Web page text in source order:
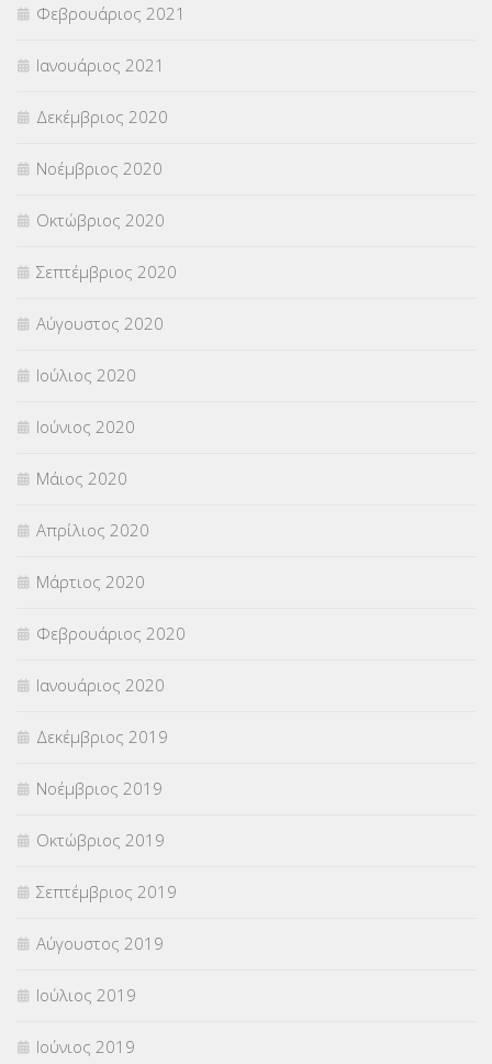
Φεβρουάριος 2021
Ιανουάριος 2021
Δεκέμβριος 2020
Νοέμβριος 2020
Οκτώβριος 2020
Σεπτέμβριος 2020
Αύγουστος 2020
Ιούλιος 2020
Ιούνιος 2020
Μάιος 2020
Απρίλιος 2020
Μάρτιος 2020
Φεβρουάριος 2020
Ιανουάριος 2020
Δεκέμβριος 2019
Νοέμβριος 2019
Οκτώβριος 2019
Σεπτέμβριος 2019
Αύγουστος 2019
Ιούλιος 2019
Ιούνιος 2019